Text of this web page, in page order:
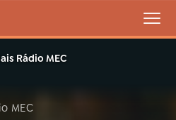
Rádio MEC
MEC